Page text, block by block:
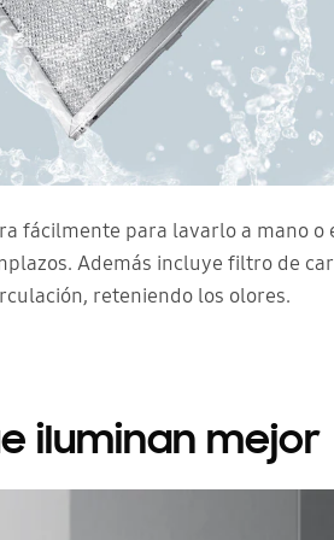
fácilmente para lavarlo a mano o
Además incluye filtro de
reteniendo los olores.
iluminan mejor